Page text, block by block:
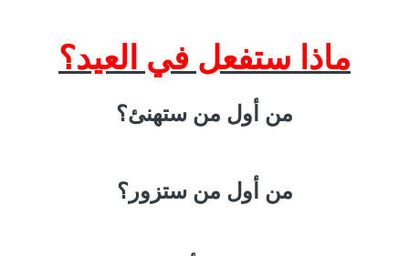
ماذا ستفعل في العيد؟
من أول من ستهنئ؟
من أول من ستزور؟